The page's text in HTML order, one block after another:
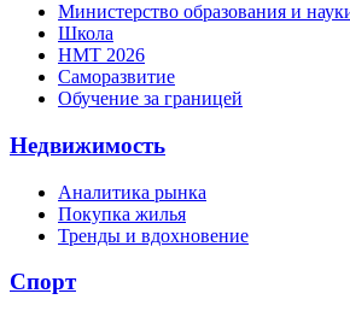
Министерство образования и
Школа
НМТ 2026
Саморазвитие
Обучение за границей
Недвижимость
Аналитика рынка
Покупка жилья
Тренды и вдохновение
Спорт